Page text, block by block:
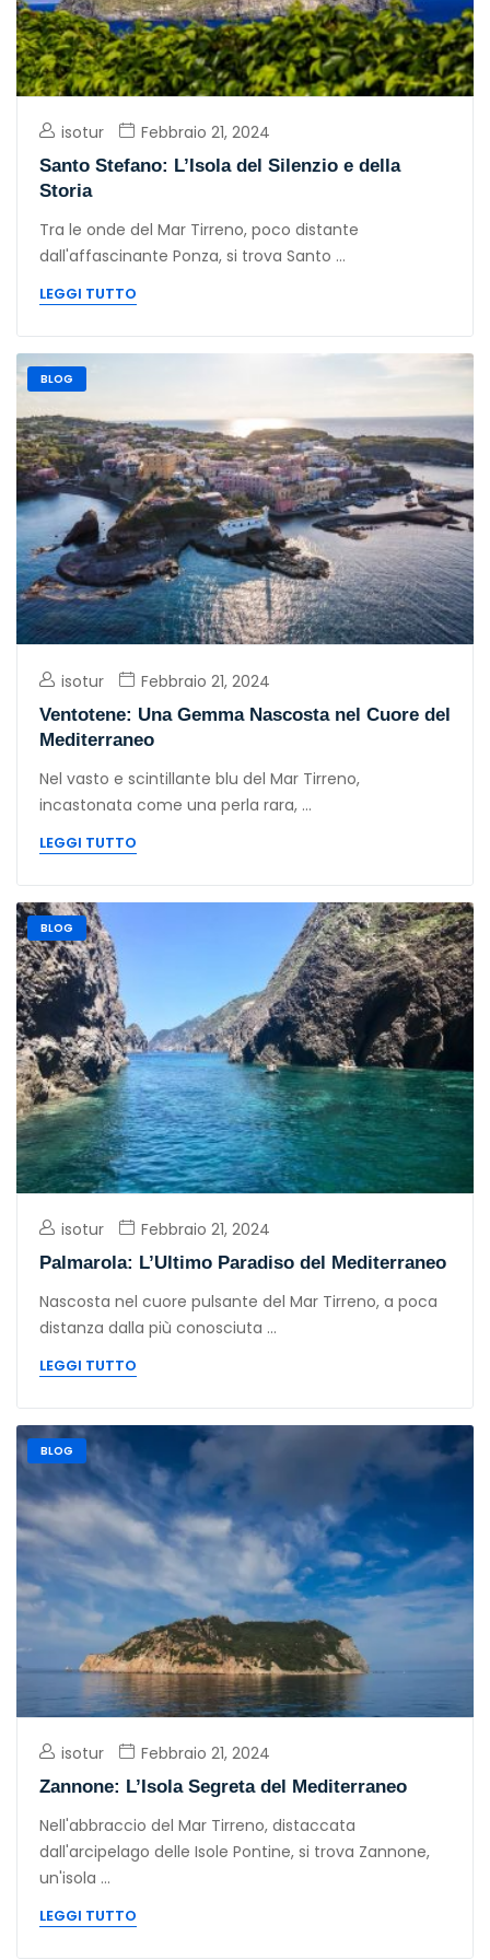
isotur Febbraio 21, 2024
Santo Stefano: L’Isola del Silenzio e della
Storia
Tra le onde del Mar Tirreno, poco distante
dall'affascinante Ponza, si trova Santo ...
LEGGI TUTTO
BLOG
isotur Febbraio 21, 2024
Ventotene: Una Gemma Nascosta nel Cuore del
Mediterraneo
Nel vasto e scintillante blu del Mar Tirreno,
incastonata come una perla rara, ...
LEGGI TUTTO
BLOG
isotur Febbraio 21, 2024
Palmarola: L’Ultimo Paradiso del Mediterraneo
Nascosta nel cuore pulsante del Mar Tirreno, a poca
distanza dalla più conosciuta ...
LEGGI TUTTO
BLOG
isotur Febbraio 21, 2024
Zannone: L’Isola Segreta del Mediterraneo
Nell'abbraccio del Mar Tirreno, distaccata
dall'arcipelago delle Isole Pontine, si trova Zannone,
un'isola ...
LEGGI TUTTO